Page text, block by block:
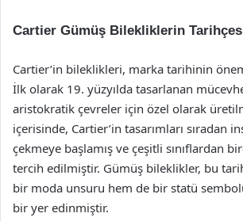
Cartier Gümüş Bilekliklerin
Cartier’in bileklikleri, marka tarihinin
İlk olarak 19. yüzyılda tasarlanan
aristokratik çevreler için özel olarak
içerisinde, Cartier’in tasarımları sıradan
çekmeye başlamış ve çeşitli sınıflardan
tercih edilmiştir. Gümüş bileklikler, bu
bir moda unsuru hem de bir statü
bir yer edinmiştir.